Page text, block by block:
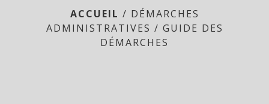
ACCUEIL / DÉMARCHES
ADMINISTRATIVES / GUIDE DES
DÉMARCHES